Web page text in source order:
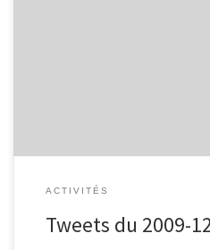
ACTIVITÉS
Tweets du 2009-